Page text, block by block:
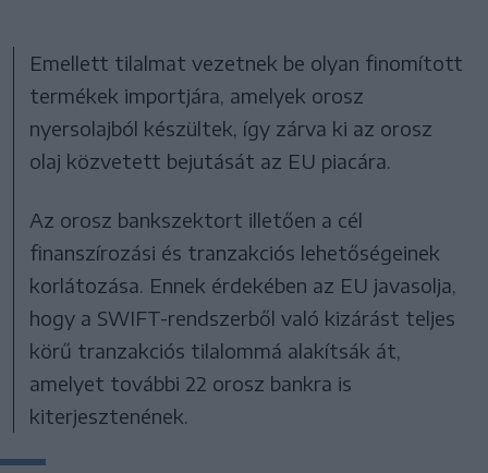
Emellett tilalmat vezetnek be olyan finomított
termékek importjára, amelyek orosz
nyersolajból készültek, így zárva ki az orosz
olaj közvetett bejutását az EU piacára.
Az orosz bankszektort illetően a cél
finanszírozási és tranzakciós lehetőségeinek
korlátozása. Ennek érdekében az EU javasolja,
hogy a SWIFT-rendszerből való kizárást teljes
körű tranzakciós tilalommá alakítsák át,
amelyet további 22 orosz bankra is
kiterjesztenének.